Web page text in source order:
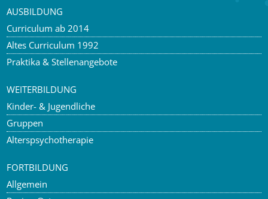
AUSBILDUNG
Curriculum ab 2014
Altes Curriculum 1992
Praktika & Stellenangebote
WEITERBILDUNG
Kinder- & Jugendliche
Gruppen
Alterspsychotherapie
FORTBILDUNG
Allgemein